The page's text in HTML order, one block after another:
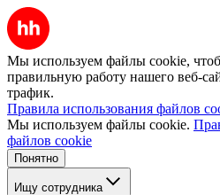
Мы используем файлы cookie,
правильную работу нашего веб-
трафик.
Правила использования файлов
Мы используем файлы cookie.
файлов cookie
Понятно
Ищу сотрудника